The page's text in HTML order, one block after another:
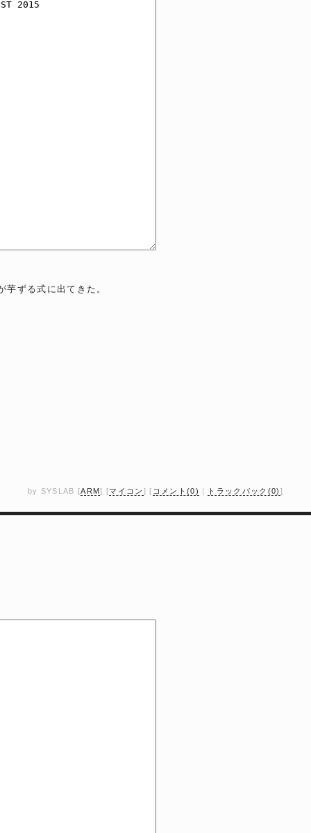
ずる式に出てきた。
by SYSLAB [ARM] [マイコン ] [ コメント(0) ｜ トラックバック(0) ]